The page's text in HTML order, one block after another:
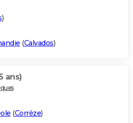
)
(Calvados)
ans)
(Corrèze)